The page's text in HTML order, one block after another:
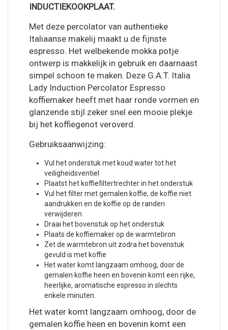
INDUCTIEKOOKPLAAT.
Met deze percolator van authentieke
Italiaanse makelij maakt u de fijnste
espresso. Het welbekende mokka potje
ontwerp is makkelijk in gebruik en daarnaast
simpel schoon te maken. Deze G.A.T. Italia
Lady Induction Percolator Espresso
koffiemaker heeft met haar ronde vormen en
glanzende stijl zeker snel een mooie plekje
bij het koffiegenot veroverd.
Gebruiksaanwijzing:
Vul het onderstuk met koud water tot het
veiligheidsventiel
Plaatst het koffiefiltertrechter in het onderstuk
Vul het filter met gemalen koffie, de koffie niet
aandrukken en de koffie op de randen
verwijderen
Draai het bovenstuk op het onderstuk
Plaats de koffiemaker op de warmtebron
Zet de warmtebron uit zodra het bovenstuk
gevuld is met koffie
Het water komt langzaam omhoog, door de
gemalen koffie heen en bovenin komt een rijke,
heerlijke, aromatische espresso in slechts
enkele minuten.
Het water komt langzaam omhoog, door de
gemalen koffie heen en bovenin komt een